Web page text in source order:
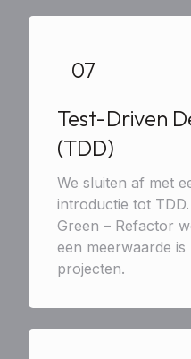
07
Test-Driven
(TDD)
We sluiten af met
introductie tot
Green – Refactor
een meerwaarde is
projecten.